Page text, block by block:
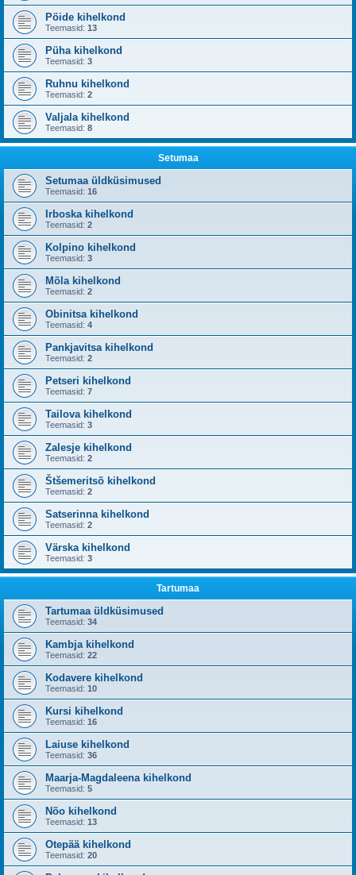
Pöide kihelkond
Teemasid: 13
Püha kihelkond
Teemasid: 3
Ruhnu kihelkond
Teemasid: 2
Valjala kihelkond
Teemasid: 8
Setumaa
Setumaa üldküsimused
Teemasid: 16
Irboska kihelkond
Teemasid: 2
Kolpino kihelkond
Teemasid: 3
Mõla kihelkond
Teemasid: 2
Obinitsa kihelkond
Teemasid: 4
Pankjavitsa kihelkond
Teemasid: 2
Petseri kihelkond
Teemasid: 7
Tailova kihelkond
Teemasid: 3
Zalesje kihelkond
Teemasid: 2
Štšemeritsõ kihelkond
Teemasid: 2
Satserinna kihelkond
Teemasid: 2
Värska kihelkond
Teemasid: 3
Tartumaa
Tartumaa üldküsimused
Teemasid: 34
Kambja kihelkond
Teemasid: 22
Kodavere kihelkond
Teemasid: 10
Kursi kihelkond
Teemasid: 16
Laiuse kihelkond
Teemasid: 36
Maarja-Magdaleena kihelkond
Teemasid: 5
Nõo kihelkond
Teemasid: 13
Otepää kihelkond
Teemasid: 20